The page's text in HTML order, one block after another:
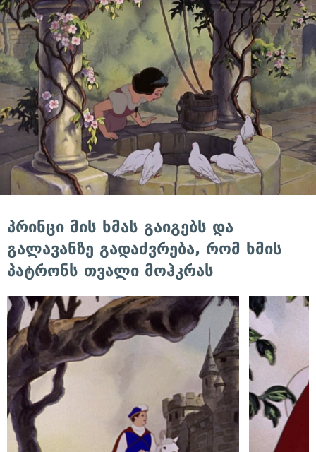
პრინცი მის ხმას გაიგებს და
გალავანზე გადაძვრება, რომ ხმის
პატრონს თვალი მოჰკრას